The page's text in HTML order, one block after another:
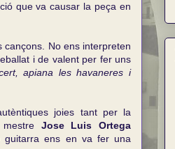
que va causar la peça en
cançons. No ens interpreten
i de valent per fer uns
apiana les havaneres i
joies tant per la
Jose Luis Ortega
guitarra ens en va fer una